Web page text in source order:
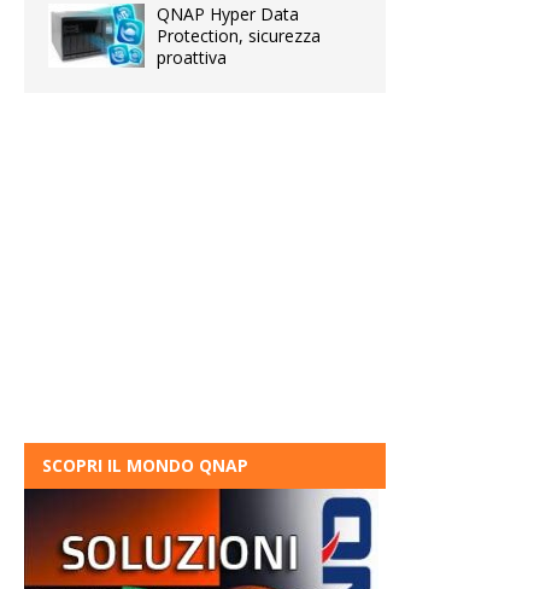
QNAP Hyper Data
Protection, sicurezza
proattiva
SCOPRI IL MONDO QNAP